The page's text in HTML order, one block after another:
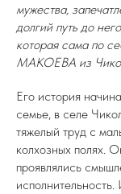
мужества,
долгий путь до
которая сама по
МАКОЕВА из
Его история
семье, в селе
тяжелый труд с
колхозных полях.
проявлялись